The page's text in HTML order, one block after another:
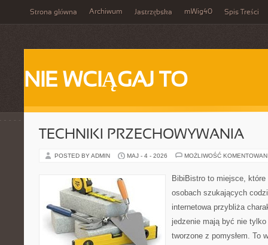
Strona główna Archiwum Jastrzębska mWig40 Spis Treści
NIE WCIĄGAJ TO
TECHNIKI PRZECHOWYWANIA
POSTED BY ADMIN MAJ - 4 - 2026 MOŻLIWOŚĆ
BibiBistro to miejsce,
osobach szukających
internetowa przybliża
jedzenie mają być nie
tworzone z pomysłem. To